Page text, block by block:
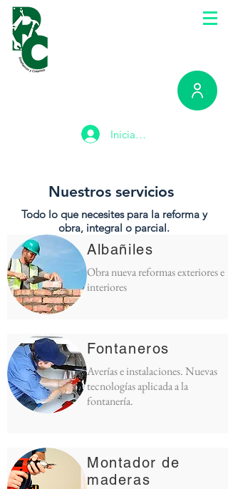
Iniciar sesión
Nuestros servicios
Todo lo que necesites para la reforma y
obra, integral o parcial.
Albañiles
Obra nueva reformas exteriores e
interiores
Fontaneros
Averías e instalaciones. Nuevas
tecnologías aplicada a la
fontanería.
Montador de
maderas